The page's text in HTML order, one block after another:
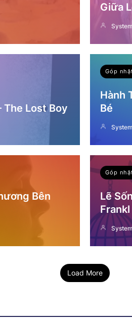
Giữa
The Lost Boy
Góp
Hành
Bé
Bên
Góp
Lẽ
Frankl
Load More